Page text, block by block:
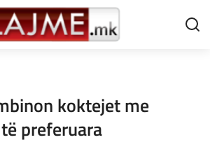
koktejet me
preferuara